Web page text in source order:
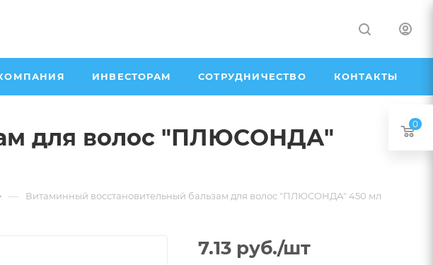
ИНВЕСТОРАМ СОТРУДНИЧЕСТВО КОНТАКТЫ
для волос "ПЛЮСОНДА"
— Витаминный восстановительный бальзам для волос "ПЛЮСОНДА" 450 мл
7.13 руб./шт
0